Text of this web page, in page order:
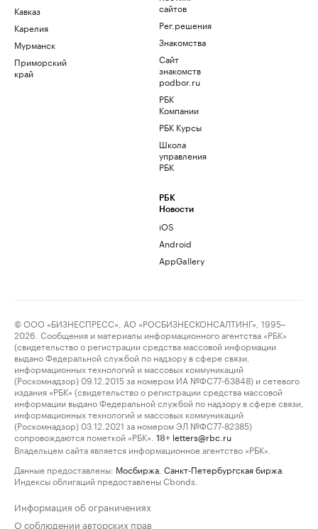
Кавказ
Карелия
Мурманск
Приморский
край
сайтов
Рег.решения
Знакомства
Сайт
знакомств
podbor.ru
РБК
Компании
РБК Курсы
Школа
управления
РБК
РБК
Новости
iOS
Android
AppGallery
© ООО «БИЗНЕСПРЕСС», АО «РОСБИЗНЕСКОНСАЛТИНГ», 1995–
2026. Сообщения и материалы информационного агентства «РБК»
(свидетельство о регистрации средства массовой информации
выдано Федеральной службой по надзору в сфере связи,
информационных технологий и массовых коммуникаций
(Роскомнадзор) 09.12.2015 за номером ИА №ФС77-63848) и сетевого
издания «РБК» (свидетельство о регистрации средства массовой
информации выдано Федеральной службой по надзору в сфере связи,
информационных технологий и массовых коммуникаций
(Роскомнадзор) 03.12.2021 за номером ЭЛ №ФС77-82385)
сопровождаются пометкой «РБК».
18+ letters@rbc.ru
Владельцем сайта является информационное агентство «РБК».
Данные предоставлены: Мосбиржа Санкт-Петербургская биржа
Индексы облигаций предоставлены Cbonds.
Информация об ограничениях
О соблюдении авторских прав